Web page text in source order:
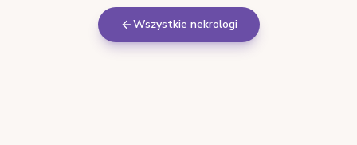
Wszystkie nekrologi